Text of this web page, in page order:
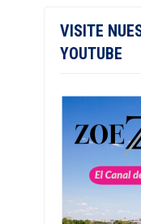
VISITE
YOUTUBE